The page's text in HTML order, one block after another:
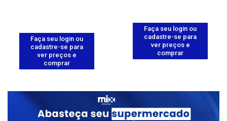
Faça seu login ou
cadastre-se para
ver preços e
comprar
Faça seu login ou
cadastre-se para
ver preços e
comprar